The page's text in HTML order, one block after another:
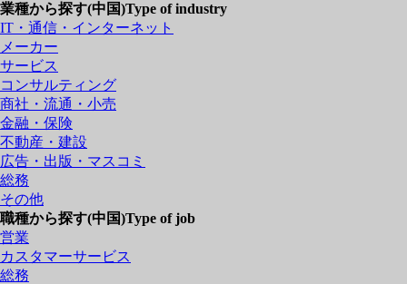
業種から探す(中国)Type of industry
IT・通信・インターネット
メーカー
サービス
コンサルティング
商社・流通・小売
金融・保険
不動産・建設
広告・出版・マスコミ
総務
その他
職種から探す(中国)Type of job
営業
カスタマーサービス
総務